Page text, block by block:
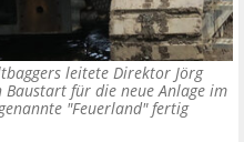
leitete Direktor Jörg
Baustart für die neue Anlage im
"Feuerland" fertig